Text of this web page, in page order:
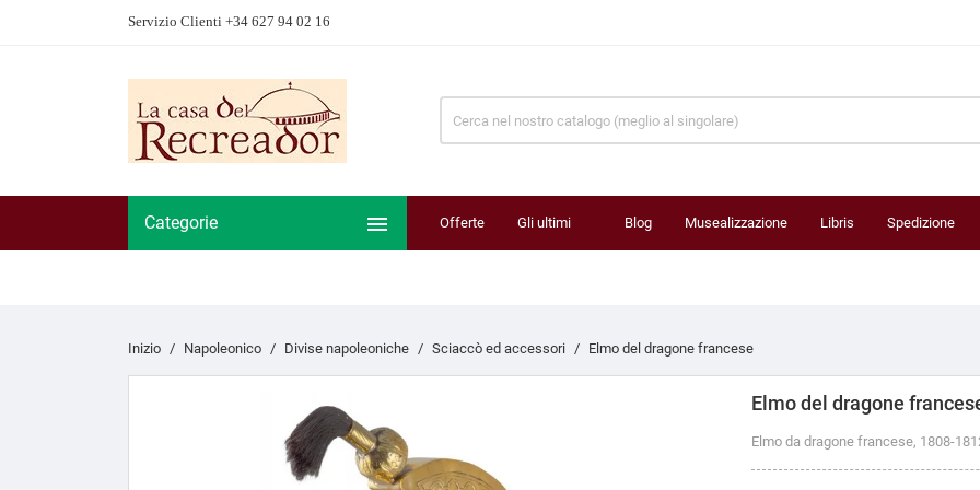
Servizio Clienti +34 627 94 02 16
Categorie  Offerte Gli ultimi Blog Musealizzazione Libris Spedizione
Inizio Napoleonico Divise napoleoniche Sciaccò ed accessori Elmo del dragone francese
Elmo del dragone
Elmo da dragone francese, 1808-